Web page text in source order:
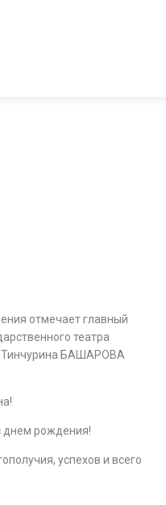
отмечает главный
театра
Тинчурина БАШАРОВА
днем рождения!
успехов и всего